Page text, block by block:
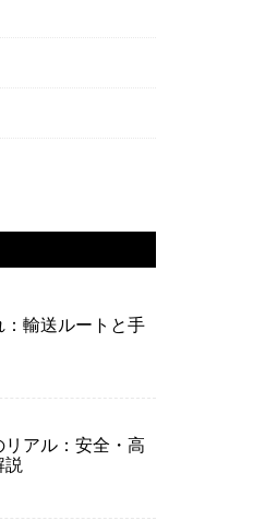
輸送ルートと手
アル：安全・高
説